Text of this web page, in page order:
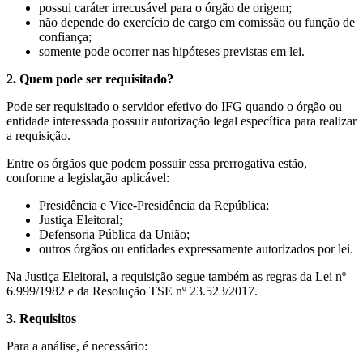
possui caráter irrecusável para o órgão de origem;
não depende do exercício de cargo em comissão ou função de
confiança;
somente pode ocorrer nas hipóteses previstas em lei.
2. Quem pode ser requisitado?
Pode ser requisitado o servidor efetivo do IFG quando o órgão ou
entidade interessada possuir autorização legal específica para realizar
a requisição.
Entre os órgãos que podem possuir essa prerrogativa estão,
conforme a legislação aplicável:
Presidência e Vice-Presidência da República;
Justiça Eleitoral;
Defensoria Pública da União;
outros órgãos ou entidades expressamente autorizados por lei.
Na Justiça Eleitoral, a requisição segue também as regras da Lei nº
6.999/1982 e da Resolução TSE nº 23.523/2017.
3. Requisitos
Para a análise, é necessário: